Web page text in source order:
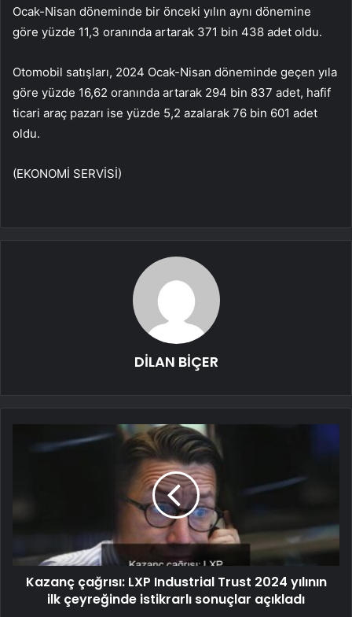
Ocak-Nisan döneminde bir önceki yılın aynı dönemine
göre yüzde 11,3 oranında artarak 371 bin 438 adet oldu.
Otomobil satışları, 2024 Ocak-Nisan döneminde geçen yıla
göre yüzde 16,62 oranında artarak 294 bin 837 adet, hafif
ticari araç pazarı ise yüzde 5,2 azalarak 76 bin 601 adet
oldu.
(EKONOMİ SERVİSİ)
DİLAN BİÇER
Kazanç çağrısı: LXP Industrial Trust 2024 yılının
ilk çeyreğinde istikrarlı sonuçlar açıkladı